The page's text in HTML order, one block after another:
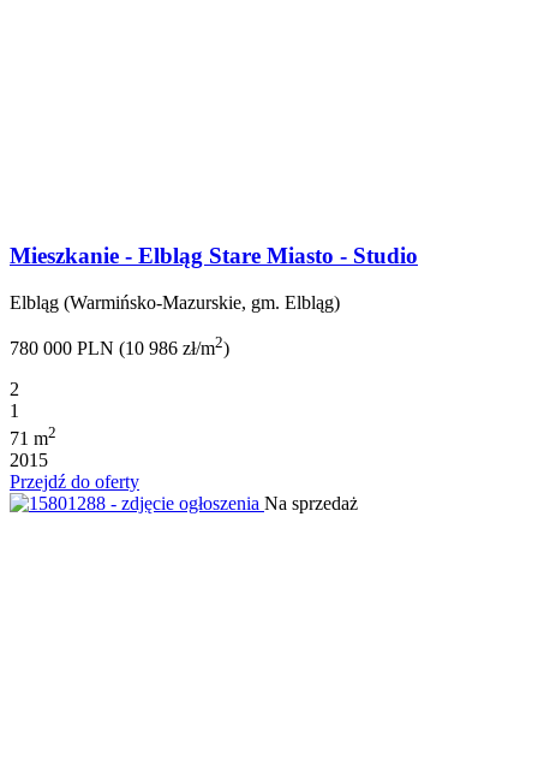
Mieszkanie - Elbląg Stare Miasto - Studio
Elbląg (Warmińsko-Mazurskie, gm. Elbląg)
780 000 PLN (10 986 zł/m2)
2
1
71 m2
2015
Przejdź do oferty
Na sprzedaż